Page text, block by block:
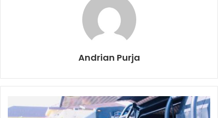
Sumsel sedang melakukan pemeriksaan terhadap para
petugas Rutan Palembang,” kata Ilham Djaya. (ril)
Kankanwil Kemenhumham Sumsel
Rutan Pakjo Tahanan Meninggal Dunia
Andrian Purja